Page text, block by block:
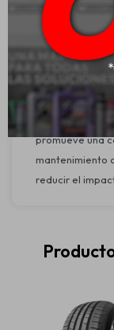
disminuyen el
Aplicación:
Ideal para
entornos
Seguridad y
Cumple con
promueve una
mantenimiento
reducir el